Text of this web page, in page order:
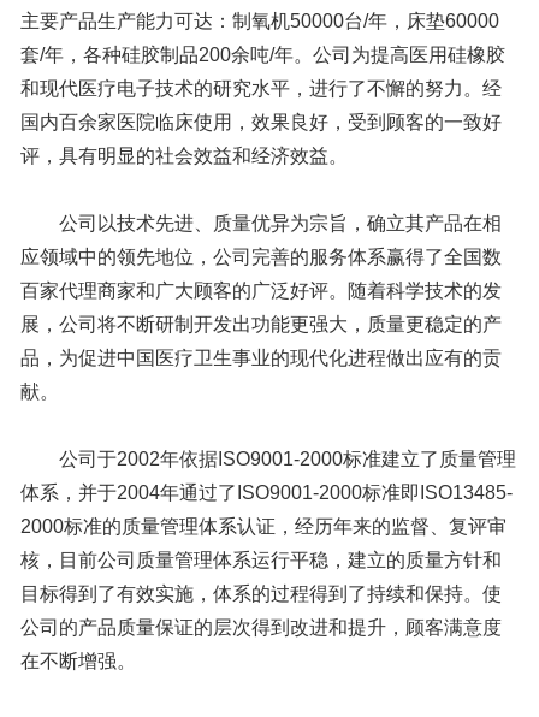
主要产品生产能力可达：制氧机50000台/年，床垫60000
套/年，各种硅胶制品200余吨/年。公司为提高医用硅橡胶
和现代医疗电子技术的研究水平，进行了不懈的努力。经
国内百余家医院临床使用，效果良好，受到顾客的一致好
评，具有明显的社会效益和经济效益。
公司以技术先进、质量优异为宗旨，确立其产品在相
应领域中的领先地位，公司完善的服务体系赢得了全国数
百家代理商家和广大顾客的广泛好评。随着科学技术的发
展，公司将不断研制开发出功能更强大，质量更稳定的产
品，为促进中国医疗卫生事业的现代化进程做出应有的贡
献。
公司于2002年依据ISO9001-2000标准建立了质量管理
体系，并于2004年通过了ISO9001-2000标准即ISO13485-
2000标准的质量管理体系认证，经历年来的监督、复评审
核，目前公司质量管理体系运行平稳，建立的质量方针和
目标得到了有效实施，体系的过程得到了持续和保持。使
公司的产品质量保证的层次得到改进和提升，顾客满意度
在不断增强。